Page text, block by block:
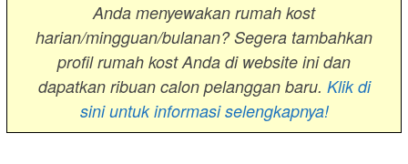
Anda menyewakan rumah kost
harian/mingguan/bulanan? Segera tambahkan
profil rumah kost Anda di website ini dan
dapatkan ribuan calon pelanggan baru. Klik di
sini untuk informasi selengkapnya!